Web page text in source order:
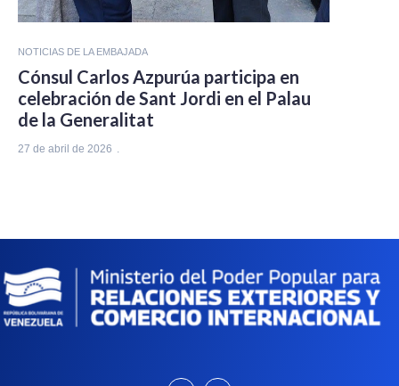
NOTICIAS DE LA EMBAJADA
Cónsul Carlos Azpurúa participa en
celebración de Sant Jordi en el Palau
de la Generalitat
27 de abril de 2026